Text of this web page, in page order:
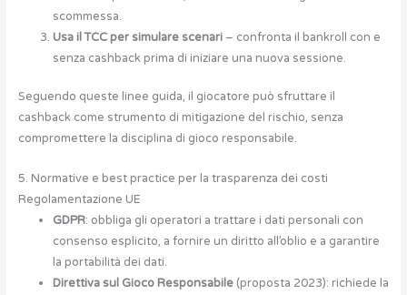
scommessa.
Usa il TCC per simulare scenari– confronta il bankroll con e
senza cashback prima di iniziare una nuova sessione.
Seguendo queste linee guida, il giocatore può sfruttare il
cashback come strumento di mitigazione del rischio, senza
compromettere la disciplina di gioco responsabile.
5. Normative e best practice per la trasparenza dei costi
Regolamentazione UE
GDPR: obbliga gli operatori a trattare i dati personali con
consenso esplicito, a fornire un diritto all’oblio e a garantire
la portabilità dei dati.
Direttiva sul Gioco Responsabile(proposta 2023): richiede la